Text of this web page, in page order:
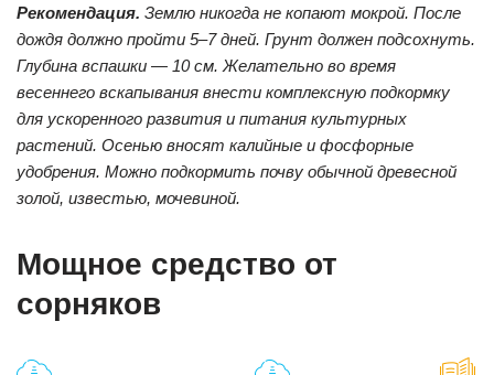
Рекомендация. Землю никогда не копают мокрой. После
дождя должно пройти 5–7 дней. Грунт должен подсохнуть.
Глубина вспашки — 10 см. Желательно во время
весеннего вскапывания внести комплексную подкормку
для ускоренного развития и питания культурных
растений. Осенью вносят калийные и фосфорные
удобрения. Можно подкормить почву обычной древесной
золой, известью, мочевиной.
Мощное средство от
сорняков